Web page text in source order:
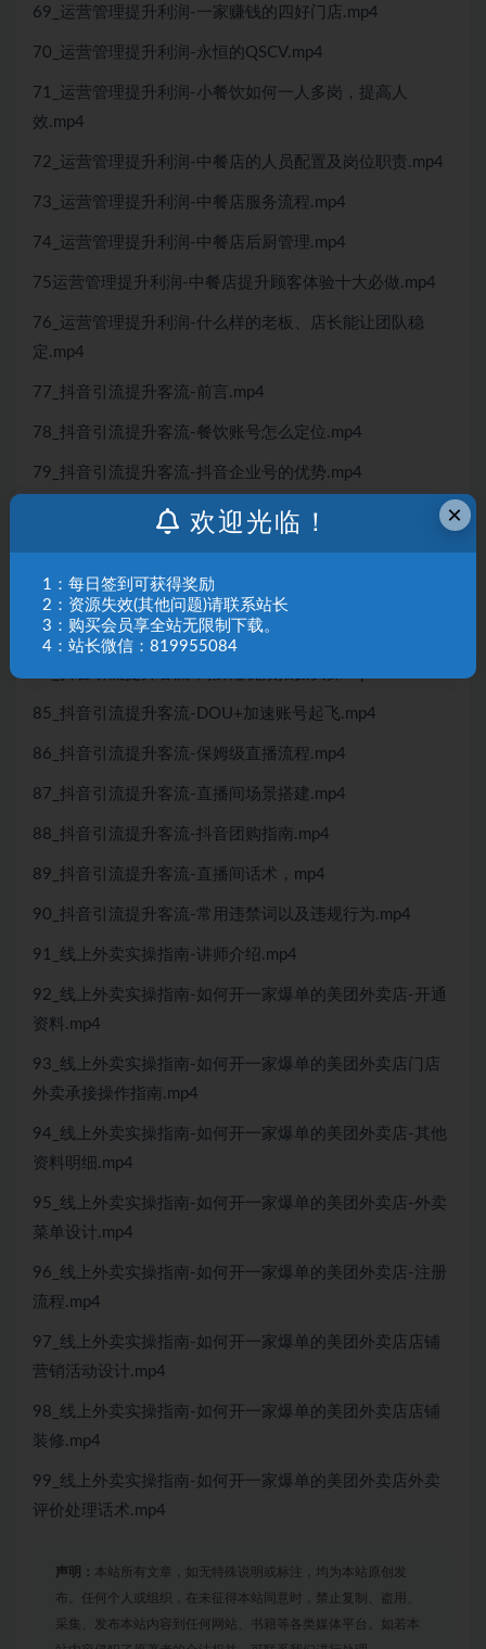
69_运营管理提升利润-一家赚钱的四好门店.mp4
70_运营管理提升利润-永恒的QSCV.mp4
71_运营管理提升利润-小餐饮如何一人多岗，提高人
效.mp4
72_运营管理提升利润-中餐店的人员配置及岗位职责.mp4
73_运营管理提升利润-中餐店服务流程.mp4
74_运营管理提升利润-中餐店后厨管理.mp4
75运营管理提升利润-中餐店提升顾客体验十大必做.mp4
76_运营管理提升利润-什么样的老板、店长能让团队稳
定.mp4
77_抖音引流提升客流-前言.mp4
78_抖音引流提升客流-餐饮账号怎么定位.mp4
79_抖音引流提升客流-抖音企业号的优势.mp4
80_抖音引流提升客流-如何申请企业号、开通团购？.mp4
81_抖音引流提升客流-如何找对标账号&爆款选题？.mp4
82_抖音引流提升客流-四大爆款同城视频.mp4
83_抖音引流提升客流-初阶拍摄、发布全流程.mp4
85_抖音引流提升客流-DOU+加速账号起飞.mp4
86_抖音引流提升客流-保姆级直播流程.mp4
87_抖音引流提升客流-直播间场景搭建.mp4
88_抖音引流提升客流-抖音团购指南.mp4
89_抖音引流提升客流-直播间话术，mp4
90_抖音引流提升客流-常用违禁词以及违规行为.mp4
91_线上外卖实操指南-讲师介绍.mp4
92_线上外卖实操指南-如何开一家爆单的美团外卖店-开通
资料.mp4
93_线上外卖实操指南-如何开一家爆单的美团外卖店门店
外卖承接操作指南.mp4
94_线上外卖实操指南-如何开一家爆单的美团外卖店-其他
资料明细.mp4
95_线上外卖实操指南-如何开一家爆单的美团外卖店-外卖
菜单设计.mp4
96_线上外卖实操指南-如何开一家爆单的美团外卖店-注册
流程.mp4
97_线上外卖实操指南-如何开一家爆单的美团外卖店店铺
营销活动设计.mp4
98_线上外卖实操指南-如何开一家爆单的美团外卖店店铺
装修.mp4
99_线上外卖实操指南-如何开一家爆单的美团外卖店外卖
评价处理话术.mp4
声明： 本站所有文章，如无特殊说明或标注，均为本站原创发
布。任何个人或组织，在未征得本站同意时，禁止复制、盗用、
采集、发布本站内容到任何网站、书籍等各类媒体平台。如若本
×
欢迎光临！
1：每日签到可获得奖励
2：资源失效(其他问题)请联系站长
3：购买会员享全站无限制下载。
4：站长微信：819955084